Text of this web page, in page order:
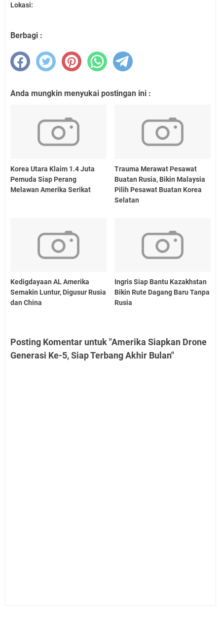
Lokasi:
Berbagi :
Anda mungkin menyukai postingan ini :
Korea Utara Klaim 1.4 Juta
Pemuda Siap Perang
Melawan Amerika Serikat
Trauma Merawat Pesawat
Buatan Rusia, Bikin Malaysia
Pilih Pesawat Buatan Korea
Selatan
Kedigdayaan AL Amerika
Semakin Luntur, Digusur Rusia
dan China
Ingris Siap Bantu Kazakhstan
Bikin Rute Dagang Baru Tanpa
Rusia
Posting Komentar untuk "Amerika Siapkan Drone
Generasi Ke-5, Siap Terbang Akhir Bulan"